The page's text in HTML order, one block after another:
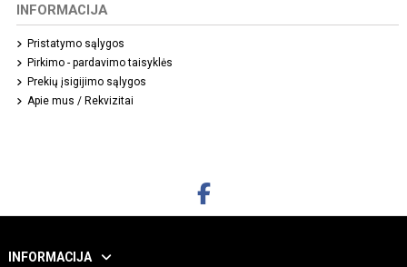
INFORMACIJA
Pristatymo sąlygos
Pirkimo - pardavimo taisyklės
Prekių įsigijimo sąlygos
Apie mus / Rekvizitai
INFORMACIJA